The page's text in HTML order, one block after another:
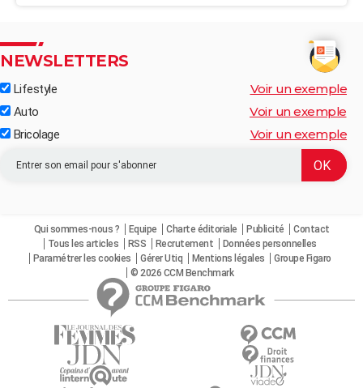
NEWSLETTERS
Lifestyle Voir un exemple
Auto Voir un exemple
Bricolage Voir un exemple
Qui sommes-nous ? Equipe Charte éditoriale Publicité
Contact
Tous les articles
RSS Recrutement
Données personnelles
Paramétrer les cookies
Gérer Utiq Mentions légales
Groupe Figaro
© 2026 CCM Benchmark